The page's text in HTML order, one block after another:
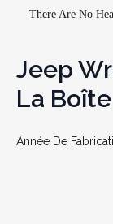
There Are No
Jeep
La
Année De